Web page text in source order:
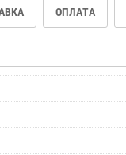
ОПЛАТА